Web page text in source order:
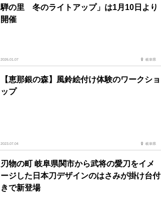
騨の里 冬のライトアップ」は1月10日より
開催
2026.01.07 岐阜県
【恵那銀の森】風鈴絵付け体験のワークショ
ップ
2023.07.04 岐阜県
刃物の町 岐阜県関市から武将の愛刀をイメ
ージした日本刀デザインのはさみが掛け台付
きで新登場